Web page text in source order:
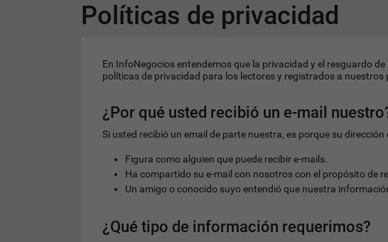
Políticas de privacidad
En InfoNegocios entendemos que la privacidad y el resguardo
políticas de privacidad para los lectores y registrados a
¿Por qué usted recibió un e-mail
Si usted recibió un email de parte nuestra, es porque su
Figura como alguien que puede recibir e-mails.
Ha compartido su e-mail con nosotros con el propósito de
Un amigo o conocido suyo entendió que nuestra
¿Qué tipo de información requerimos?